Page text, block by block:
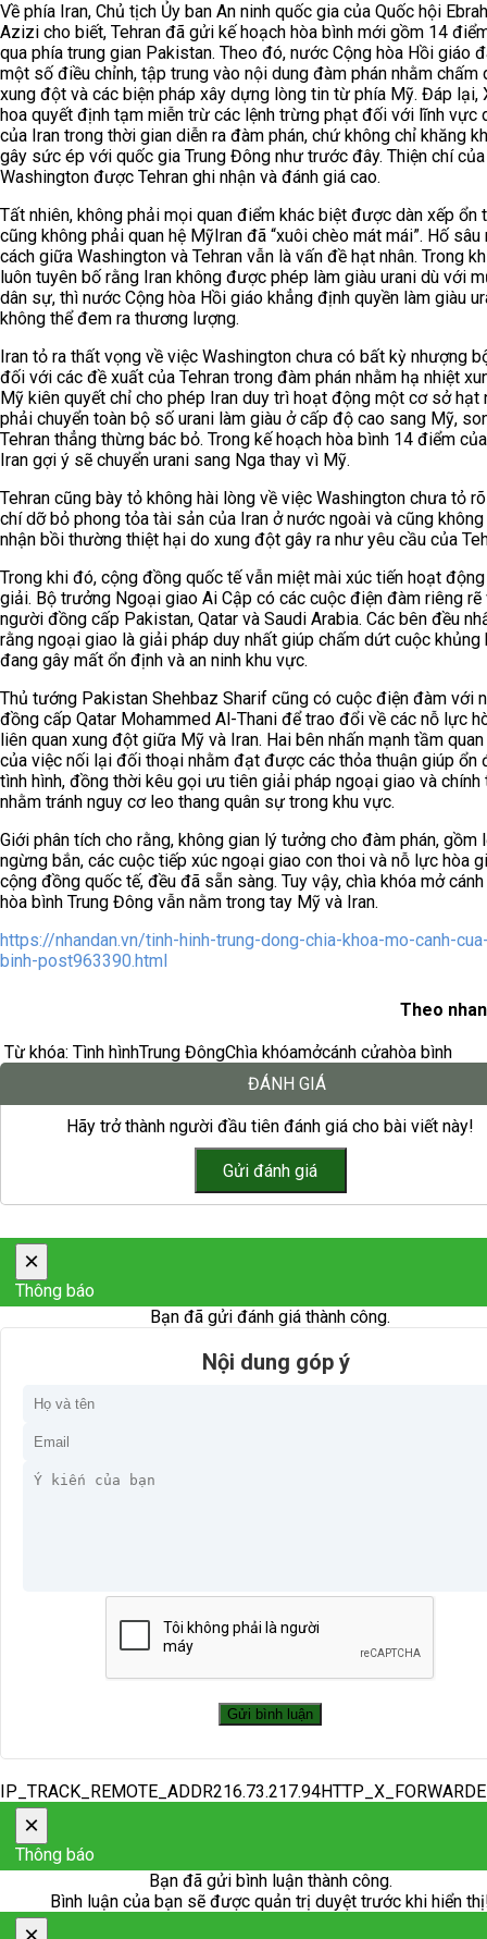
Về phía Iran, Chủ tịch Ủy ban An ninh quốc gia của Quốc hội
Azizi cho biết, Tehran đã gửi kế hoạch hòa bình mới gồm 14
qua phía trung gian Pakistan. Theo đó, nước Cộng hòa Hồi giáo
một số điều chỉnh, tập trung vào nội dung đàm phán nhằm chấm
xung đột và các biện pháp xây dựng lòng tin từ phía Mỹ. Đáp lại,
hoa quyết định tạm miễn trừ các lệnh trừng phạt đối với lĩnh vực
của Iran trong thời gian diễn ra đàm phán, chứ không chỉ khăng
gây sức ép với quốc gia Trung Đông như trước đây. Thiện chí của
Washington được Tehran ghi nhận và đánh giá cao.
Tất nhiên, không phải mọi quan điểm khác biệt được dàn xếp ổn
cũng không phải quan hệ MỹIran đã “xuôi chèo mát mái”. Hố sâu
cách giữa Washington và Tehran vẫn là vấn đề hạt nhân. Trong
luôn tuyên bố rằng Iran không được phép làm giàu urani dù với
dân sự, thì nước Cộng hòa Hồi giáo khẳng định quyền làm giàu
không thể đem ra thương lượng.
Iran tỏ ra thất vọng về việc Washington chưa có bất kỳ nhượng
đối với các đề xuất của Tehran trong đàm phán nhằm hạ nhiệt
Mỹ kiên quyết chỉ cho phép Iran duy trì hoạt động một cơ sở hạt
phải chuyển toàn bộ số urani làm giàu ở cấp độ cao sang Mỹ,
Tehran thẳng thừng bác bỏ. Trong kế hoạch hòa bình 14 điểm
Iran gợi ý sẽ chuyển urani sang Nga thay vì Mỹ.
Tehran cũng bày tỏ không hài lòng về việc Washington chưa tỏ
chí dỡ bỏ phong tỏa tài sản của Iran ở nước ngoài và cũng
nhận bồi thường thiệt hại do xung đột gây ra như yêu cầu của
Trong khi đó, cộng đồng quốc tế vẫn miệt mài xúc tiến hoạt
giải. Bộ trưởng Ngoại giao Ai Cập có các cuộc điện đàm riêng rẽ
người đồng cấp Pakistan, Qatar và Saudi Arabia. Các bên đều
rằng ngoại giao là giải pháp duy nhất giúp chấm dứt cuộc khủng
đang gây mất ổn định và an ninh khu vực.
Thủ tướng Pakistan Shehbaz Sharif cũng có cuộc điện đàm với
đồng cấp Qatar Mohammed Al-Thani để trao đổi về các nỗ lực
liên quan xung đột giữa Mỹ và Iran. Hai bên nhấn mạnh tầm
của việc nối lại đối thoại nhằm đạt được các thỏa thuận giúp ổn
tình hình, đồng thời kêu gọi ưu tiên giải pháp ngoại giao và chính
nhằm tránh nguy cơ leo thang quân sự trong khu vực.
Giới phân tích cho rằng, không gian lý tưởng cho đàm phán, gồm
ngừng bắn, các cuộc tiếp xúc ngoại giao con thoi và nỗ lực hòa
cộng đồng quốc tế, đều đã sẵn sàng. Tuy vậy, chìa khóa mở
hòa bình Trung Đông vẫn nằm trong tay Mỹ và Iran.
https://nhandan.vn/tinh-hinh-trung-dong-chia-khoa-mo-canh-
binh-post963390.html
Theo
Từ khóa: Tình hìnhTrung ĐôngChìa khóamởcánh cửahòa bình
ĐÁNH GIÁ
Hãy trở thành người đầu tiên đánh giá cho bài viết này!
×
Thông báo
Bạn đã gửi đánh giá thành công.
Nội dung góp ý
×
Thông báo
Bạn đã gửi bình luận thành công.
Bình luận của bạn sẽ được quản trị duyệt trước khi hiển